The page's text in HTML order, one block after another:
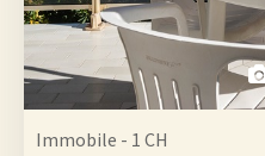
Immobile - 1 CH